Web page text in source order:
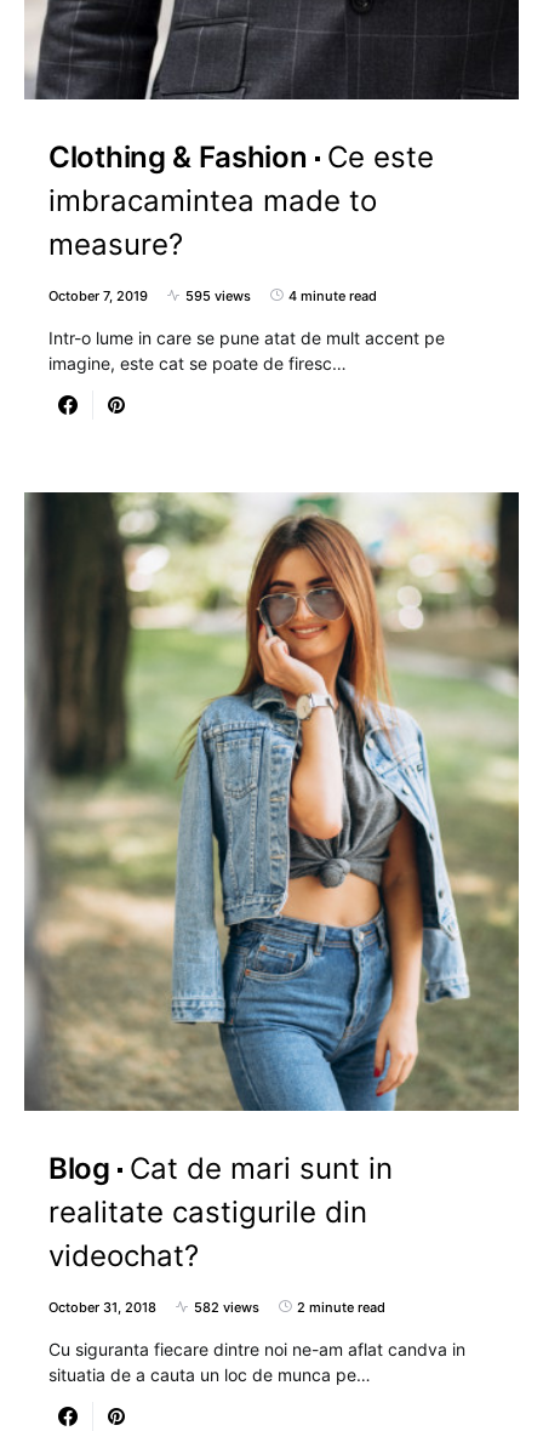
Clothing & Fashion
Ce este
imbracamintea made to
measure?
October 7, 2019 595 views 4 minute read
Intr-o lume in care se pune atat de mult accent pe
imagine, este cat se poate de firesc…
Blog
Cat de mari sunt in
realitate castigurile din
videochat?
October 31, 2018 582 views 2 minute read
Cu siguranta fiecare dintre noi ne-am aflat candva in
situatia de a cauta un loc de munca pe…